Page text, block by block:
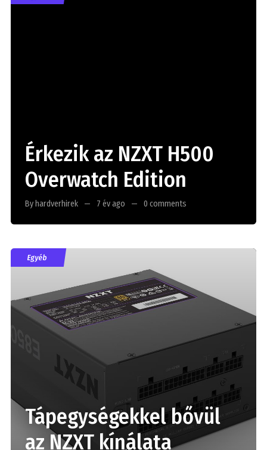
Érkezik az NZXT H500
Overwatch Edition
By hardverhirek 7 év ago 0 comments
Egyéb
Tápegységekkel bővül
az NZXT kínálata